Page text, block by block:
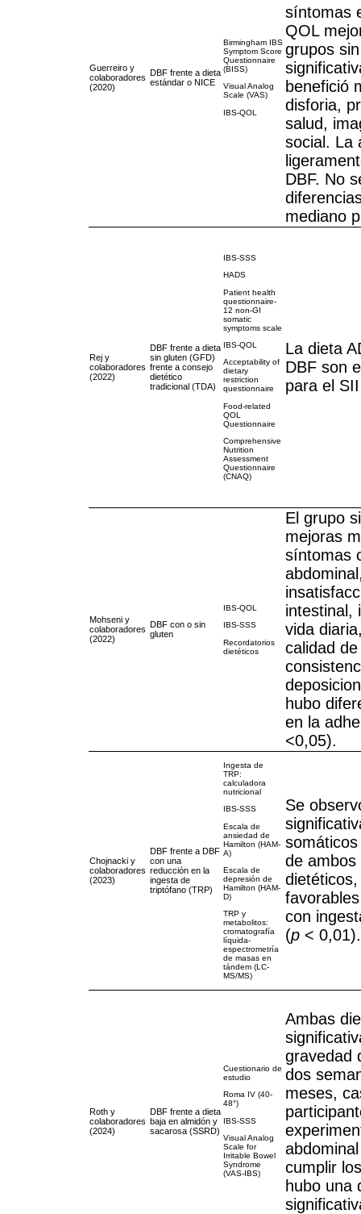
Guerreiro y
colaboradores
(2020)
DBF frente a dieta
estándar o NICE
Birmingham IBS
Symptom Score
Questionnaire
(BISS)
Visual Analog
Scale (VAS)
IBS-QOL
síntomas
QOL
grupos
benefició
disforia,
salud,
social. La
DBF. No
mediano
Rej y
colaboradores
(2022)
DBF frente a dieta
sin gluten (GFD)
frente a consejo
dietético
tradicional (TDA)
IBS-SSS
HADS
Patient health
questionnaire-
12 non-GI
somatic
symptoms scale
IBS-QOL
Acceptability of
dietary
restriction
questionnaire
Food-related
QOL
Questionnaire
Comprehensive
Nutrition
Assessment
Questionnaire
(CNAQ)
La dieta
DBF son
para el
Mohseni y
colaboradores
(2022)
DBF con o sin
gluten
IBS-QOL
IBS-SSS
Recordatorios
dietéticos
El grupo
mejoras
síntomas
intestinal,
vida
calidad
hubo
en la
<0,05).
Chojnacki y
colaboradores
(2023)
DBF frente a DBF
con una
reducción en la
ingesta de
triptófano (TRP)
Ingesta de
TRP:
calculadora
nutricional
IBS-SSS
Escala de
ansiedad de
Hamilton (HAM-
A)
Escala de
depresión de
Hamilton (HAM-
D)
TRP y
metabolitos:
cromatografía
líquida-
espectrometría
de masas en
tándem (LC-
MS/MS)
Se
de
con
(p < 0,01).
Roth y
colaboradores
(2024)
DBF frente a dieta
baja en almidón y
sacarosa (SSRD)
Cuestionario de
estudio
Roma IV (40-
48°)
IBS-SSS
Visual Analog
Scale for
Irritable Bowel
Syndrome
(VAS-IBS)
Ambas
gravedad
dos
meses,
cumplir
hubo una